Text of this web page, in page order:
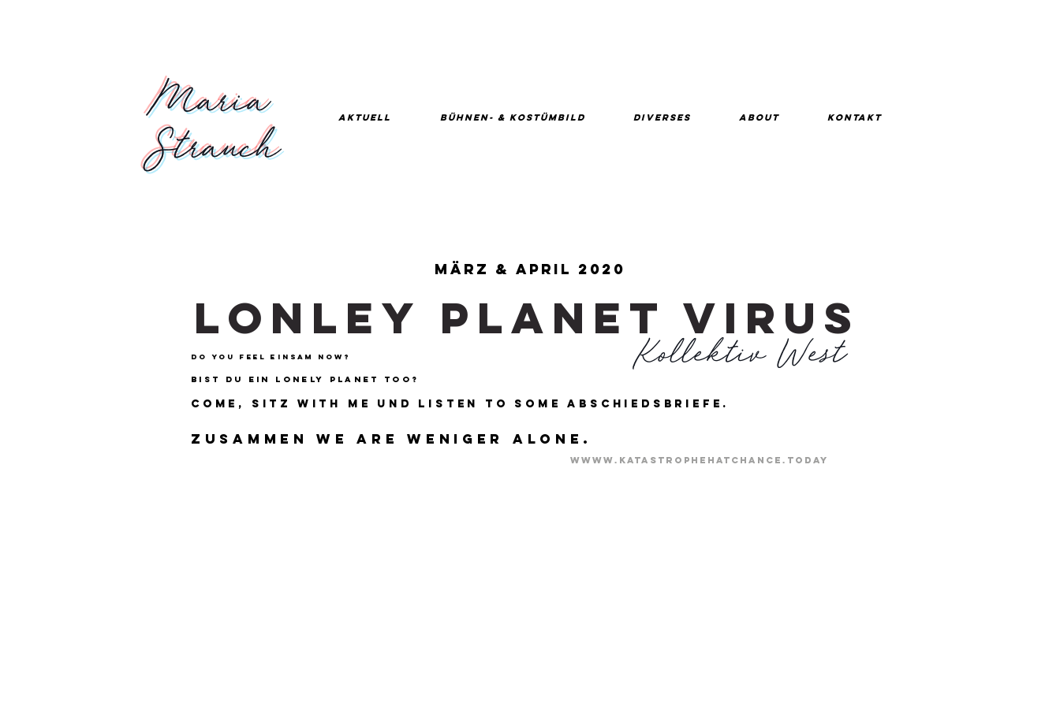
Maria
Strauch
AKTUELL BÜHNEN- & KOSTÜMBILD DIVERSES ABOUT KONTAKT
März & APRIL 2020
Kollektiv West
Lonley PLANET VIRUS
Do you feel einsam now?
Bist du ein lonely planet too?
Come, sitz with me und listen to some Abschiedsbriefe.
Zusammen we are weniger alone.
wwww.katastrophehatchance.today